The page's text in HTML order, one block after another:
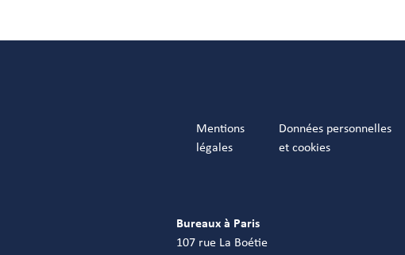
Mentions
légales
Données personnelles
et cookies
Bureaux à Paris
107 rue La Boétie